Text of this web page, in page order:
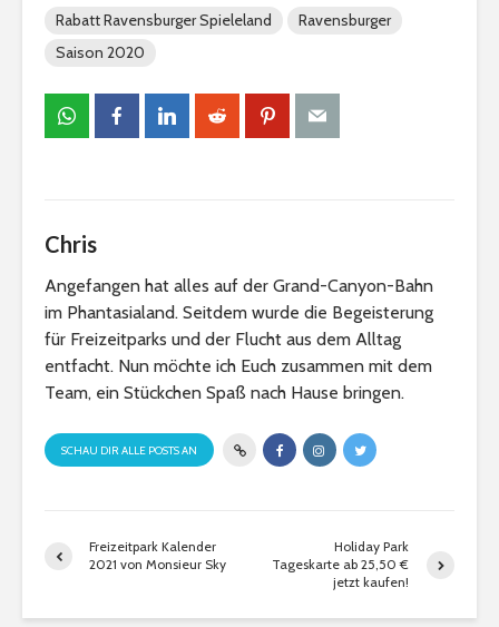
Rabatt Ravensburger Spieleland
Ravensburger
Saison 2020
Chris
Angefangen hat alles auf der Grand-Canyon-Bahn
im Phantasialand. Seitdem wurde die Begeisterung
für Freizeitparks und der Flucht aus dem Alltag
entfacht. Nun möchte ich Euch zusammen mit dem
Team, ein Stückchen Spaß nach Hause bringen.
SCHAU DIR ALLE POSTS AN
Freizeitpark Kalender
2021 von Monsieur Sky
Holiday Park
Tageskarte ab 25,50 €
jetzt kaufen!